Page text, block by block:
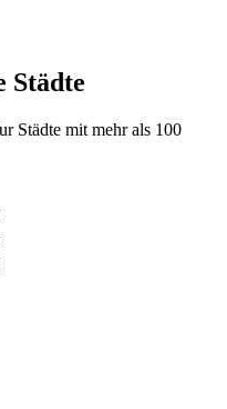
Städte
Städte mit mehr als 100